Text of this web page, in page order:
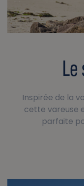
Inspirée de la
cette vareuse
parfaite